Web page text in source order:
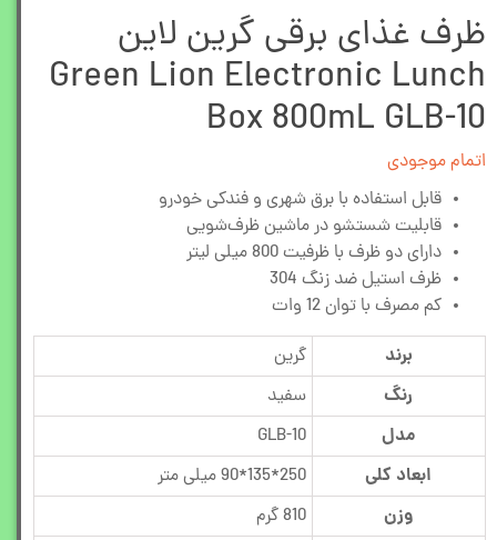
ظرف غذای برقی گرین لاین
Green Lion Electronic Lunch
Box 800mL GLB-10
اتمام موجودی
قابل استفاده با برق شهری و فندکی خودرو
قابلیت شستشو در ماشین ظرف‌شویی
دارای دو ظرف با ظرفیت 800 میلی لیتر
ظرف استیل ضد زنگ 304
کم مصرف با توان 12 وات
برند گرین
رنگ سفيد
مدل GLB-10
ابعاد کلی 250*135*90 میلی متر
وزن 810 گرم